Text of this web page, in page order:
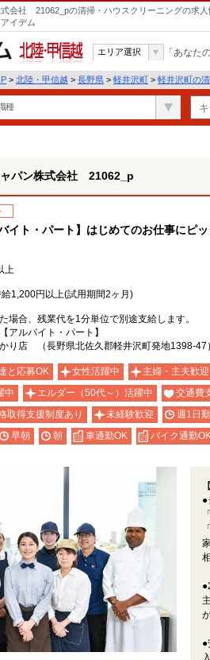
会社 21062_pの清掃・ハウスクリーニングの求
イデム
北陸・甲信越
エリア選択 「あなた
> 北陸・甲信越 > 長野県 > 軽井沢町 > 軽井沢町の
種
ャパン株式会社 21062_p
イト・パート】はじめてのお仕事にピ
上
1,200円以上(試用期間2ヶ月)
場合、残業代を1分単位で別途支給します。
アルバイト・パート】
り店 （長野県北佐久郡軽井沢町発地1398-47）
と応募OK 女性活躍中 主婦・主夫歓迎
中
エルダー（50代～）活躍中 交通費
取得支援制度あり 未経験歓迎 週1日
早朝 朝 車通勤OK バイク通勤
●
●